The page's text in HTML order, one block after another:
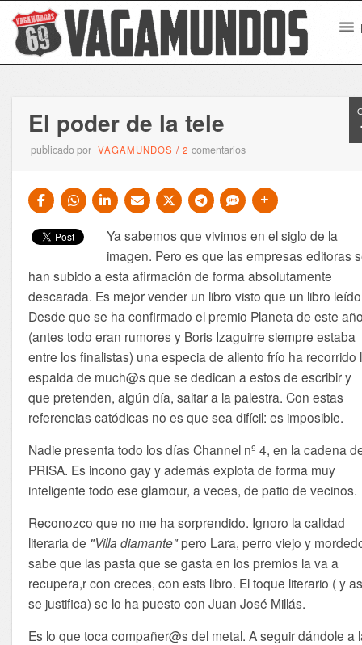
El poder de la tele
publicado por VAGAMUNDOS /2comentarios
Ya sabemos que vivimos en el siglo de la
imagen. Pero es que las empresas editoras
han subido a esta afirmación de forma absolutamente
descarada. Es mejor vender un libro visto que un libro
Desde que se ha confirmado el premio Planeta de este
(antes todo eran rumores y Boris Izaguirre siempre estaba
entre los finalistas) una especia de aliento frío ha recorrido
espalda de much@s que se dedican a estos de escribir y
que pretenden, algún día, saltar a la palestra. Con estas
referencias catódicas no es que sea difícil: es imposible.
Nadie presenta todo los días Channel nº 4, en la cadena
PRISA. Es incono gay y además explota de forma muy
inteligente todo ese glamour, a veces, de patio de vecinos.
Reconozco que no me ha sorprendido. Ignoro la calidad
literaria de "Villa diamante"pero Lara, perro viejo y
sabe que las pasta que se gasta en los premios la va a
recupera,r con creces, con ests libro. El toque literario ( y
se justifica) se lo ha puesto con Juan José Millás.
Es lo que toca compañer@s del metal. A seguir dándole a